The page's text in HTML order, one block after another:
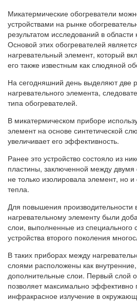
Микатермические обогреватели
устройствами на рынке
результатом исследований в области
Основой этих обогревателей
нагревательный элемент, который
его также известным как слюдяной
На сегодняшний день выделяют две
нагревательного элемента,
типа обогревателей.
В микатермическом приборе
элемент на основе синтетической
увеличивает его эффективность.
Ранее это устройство состояло из
пластины, заключенной между
не только изолировала элемент, но
тепла.
Для повышения производительности
нагревательному элементу были
слои, выполненные из специального
устройства второго поколения
В таких приборах между
слоями расположены как
дополнительные слои. Первый слой
позволяет максимально эффективно
инфракрасное излучение в